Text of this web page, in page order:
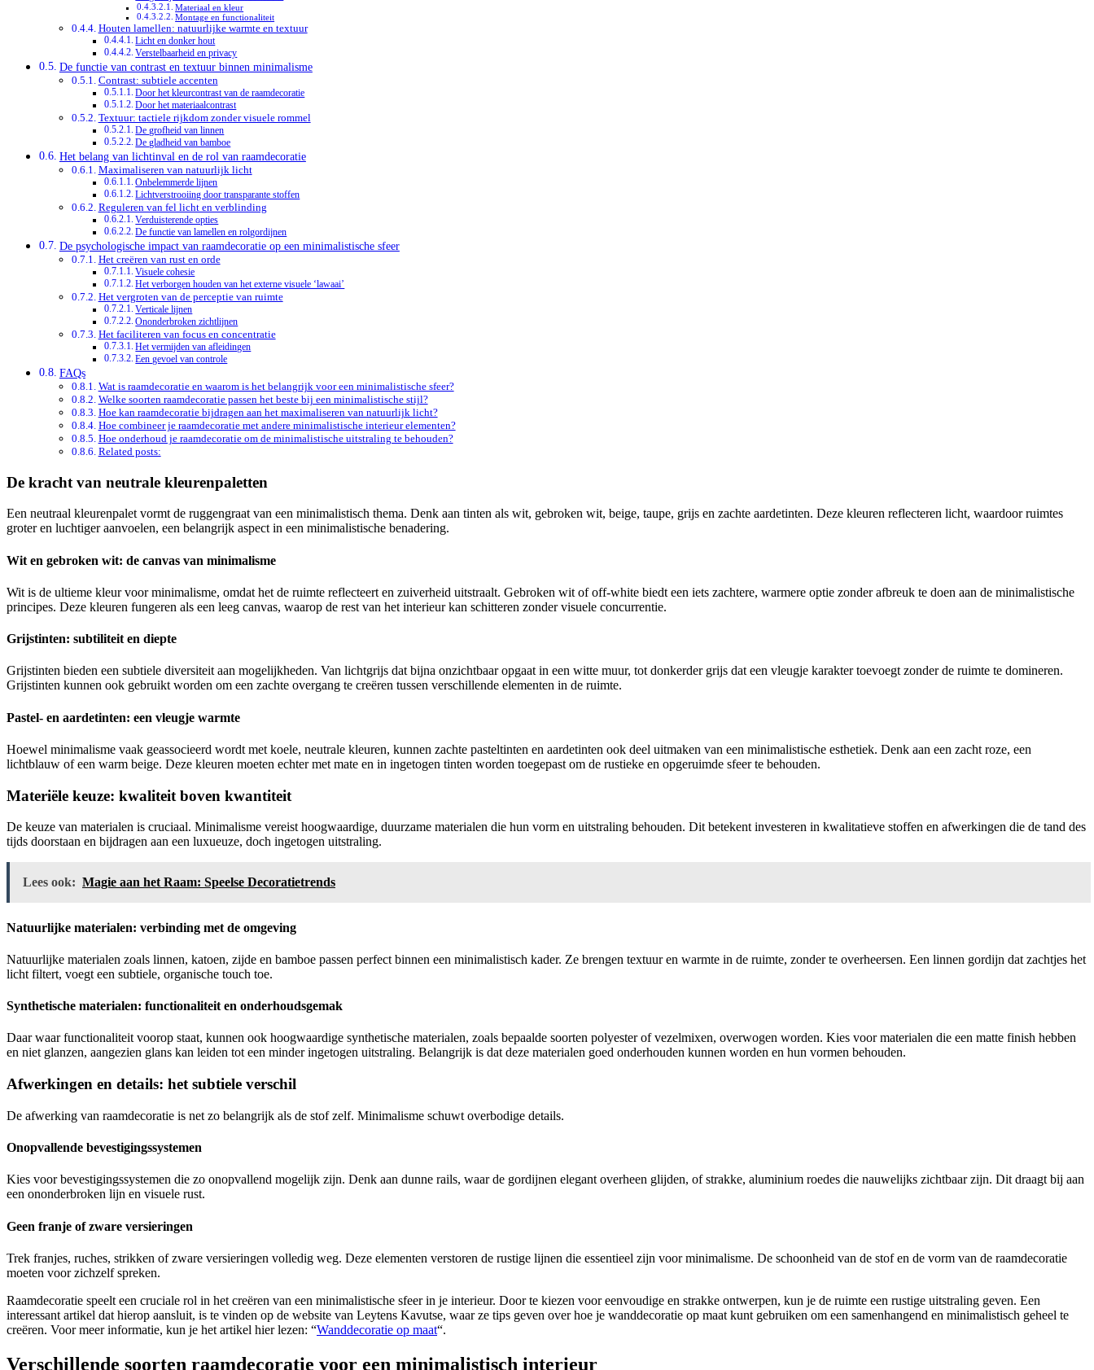
Materiaal en kleur
Montage en functionaliteit
Houten lamellen: natuurlijke warmte en textuur
Licht en donker hout
Verstelbaarheid en privacy
De functie van contrast en textuur binnen minimalisme
Contrast: subtiele accenten
Door het kleurcontrast van de raamdecoratie
Door het materiaalcontrast
Textuur: tactiele rijkdom zonder visuele rommel
De grofheid van linnen
De gladheid van bamboe
Het belang van lichtinval en de rol van raamdecoratie
Maximaliseren van natuurlijk licht
Onbelemmerde lijnen
Lichtverstrooiing door transparante stoffen
Reguleren van fel licht en verblinding
Verduisterende opties
De functie van lamellen en rolgordijnen
De psychologische impact van raamdecoratie op een minimalistische sfeer
Het creëren van rust en orde
Visuele cohesie
Het verborgen houden van het externe visuele ‘lawaai’
Het vergroten van de perceptie van ruimte
Verticale lijnen
Ononderbroken zichtlijnen
Het faciliteren van focus en concentratie
Het vermijden van afleidingen
Een gevoel van controle
FAQs
Wat is raamdecoratie en waarom is het belangrijk voor een minimalistische sfeer?
Welke soorten raamdecoratie passen het beste bij een minimalistische stijl?
Hoe kan raamdecoratie bijdragen aan het maximaliseren van natuurlijk licht?
Hoe combineer je raamdecoratie met andere minimalistische interieur elementen?
Hoe onderhoud je raamdecoratie om de minimalistische uitstraling te behouden?
Related posts:
De kracht van neutrale kleurenpaletten
Een neutraal kleurenpalet vormt de ruggengraat van een minimalistisch thema. Denk aan tinten als wit, gebroken wit, beige, taupe, grijs en zachte aardetinten. Deze kleuren reflecteren licht, waardoor ruimtes
groter en luchtiger aanvoelen, een belangrijk aspect in een minimalistische benadering.
Wit en gebroken wit: de canvas van minimalisme
Wit is de ultieme kleur voor minimalisme, omdat het de ruimte reflecteert en zuiverheid uitstraalt. Gebroken wit of off-white biedt een iets zachtere, warmere optie zonder afbreuk te doen aan de minimalistische
principes. Deze kleuren fungeren als een leeg canvas, waarop de rest van het interieur kan schitteren zonder visuele concurrentie.
Grijstinten: subtiliteit en diepte
Grijstinten bieden een subtiele diversiteit aan mogelijkheden. Van lichtgrijs dat bijna onzichtbaar opgaat in een witte muur, tot donkerder grijs dat een vleugje karakter toevoegt zonder de ruimte te domineren.
Grijstinten kunnen ook gebruikt worden om een zachte overgang te creëren tussen verschillende elementen in de ruimte.
Pastel- en aardetinten: een vleugje warmte
Hoewel minimalisme vaak geassocieerd wordt met koele, neutrale kleuren, kunnen zachte pasteltinten en aardetinten ook deel uitmaken van een minimalistische esthetiek. Denk aan een zacht roze, een
lichtblauw of een warm beige. Deze kleuren moeten echter met mate en in ingetogen tinten worden toegepast om de rustieke en opgeruimde sfeer te behouden.
Materiële keuze: kwaliteit boven kwantiteit
De keuze van materialen is cruciaal. Minimalisme vereist hoogwaardige, duurzame materialen die hun vorm en uitstraling behouden. Dit betekent investeren in kwalitatieve stoffen en afwerkingen die de tand des
tijds doorstaan en bijdragen aan een luxueuze, doch ingetogen uitstraling.
Lees ook: Magie aan het Raam: Speelse Decoratietrends
Natuurlijke materialen: verbinding met de omgeving
Natuurlijke materialen zoals linnen, katoen, zijde en bamboe passen perfect binnen een minimalistisch kader. Ze brengen textuur en warmte in de ruimte, zonder te overheersen. Een linnen gordijn dat zachtjes het
licht filtert, voegt een subtiele, organische touch toe.
Synthetische materialen: functionaliteit en onderhoudsgemak
Daar waar functionaliteit voorop staat, kunnen ook hoogwaardige synthetische materialen, zoals bepaalde soorten polyester of vezelmixen, overwogen worden. Kies voor materialen die een matte finish hebben
en niet glanzen, aangezien glans kan leiden tot een minder ingetogen uitstraling. Belangrijk is dat deze materialen goed onderhouden kunnen worden en hun vormen behouden.
Afwerkingen en details: het subtiele verschil
De afwerking van raamdecoratie is net zo belangrijk als de stof zelf. Minimalisme schuwt overbodige details.
Onopvallende bevestigingssystemen
Kies voor bevestigingssystemen die zo onopvallend mogelijk zijn. Denk aan dunne rails, waar de gordijnen elegant overheen glijden, of strakke, aluminium roedes die nauwelijks zichtbaar zijn. Dit draagt bij aan
een ononderbroken lijn en visuele rust.
Geen franje of zware versieringen
Trek franjes, ruches, strikken of zware versieringen volledig weg. Deze elementen verstoren de rustige lijnen die essentieel zijn voor minimalisme. De schoonheid van de stof en de vorm van de raamdecoratie
moeten voor zichzelf spreken.
Raamdecoratie speelt een cruciale rol in het creëren van een minimalistische sfeer in je interieur. Door te kiezen voor eenvoudige en strakke ontwerpen, kun je de ruimte een rustige uitstraling geven. Een
interessant artikel dat hierop aansluit, is te vinden op de website van Leytens Kavutse, waar ze tips geven over hoe je wanddecoratie op maat kunt gebruiken om een samenhangend en minimalistisch geheel te
creëren. Voor meer informatie, kun je het artikel hier lezen: “Wanddecoratie op maat“.
Verschillende soorten raamdecoratie voor een minimalistisch interieur